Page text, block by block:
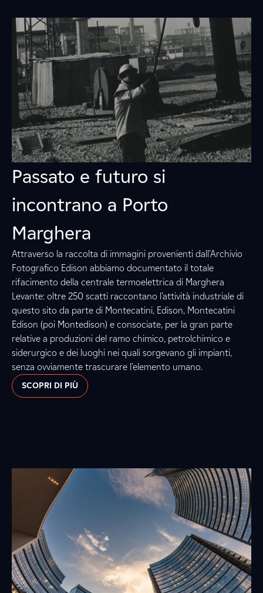
Passato e futuro si
incontrano a Porto
Marghera
Attraverso la raccolta di immagini provenienti dall’Archivio
Fotografico Edison abbiamo documentato il totale
rifacimento della centrale termoelettrica di Marghera
Levante: oltre 250 scatti raccontano l’attività industriale di
questo sito da parte di Montecatini, Edison, Montecatini
Edison (poi Montedison) e consociate, per la gran parte
relative a produzioni del ramo chimico, petrolchimico e
siderurgico e dei luoghi nei quali sorgevano gli impianti,
senza ovviamente trascurare l’elemento umano.
SCOPRI DI PIÙ